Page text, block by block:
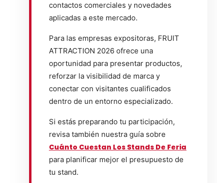
contactos comerciales y novedades
aplicadas a este mercado.
Para las empresas expositoras, FRUIT
ATTRACTION 2026 ofrece una
oportunidad para presentar productos,
reforzar la visibilidad de marca y
conectar con visitantes cualificados
dentro de un entorno especializado.
Si estás preparando tu participación,
revisa también nuestra guía sobre
Cuánto Cuestan Los Stands De Feria
para planificar mejor el presupuesto de
tu stand.